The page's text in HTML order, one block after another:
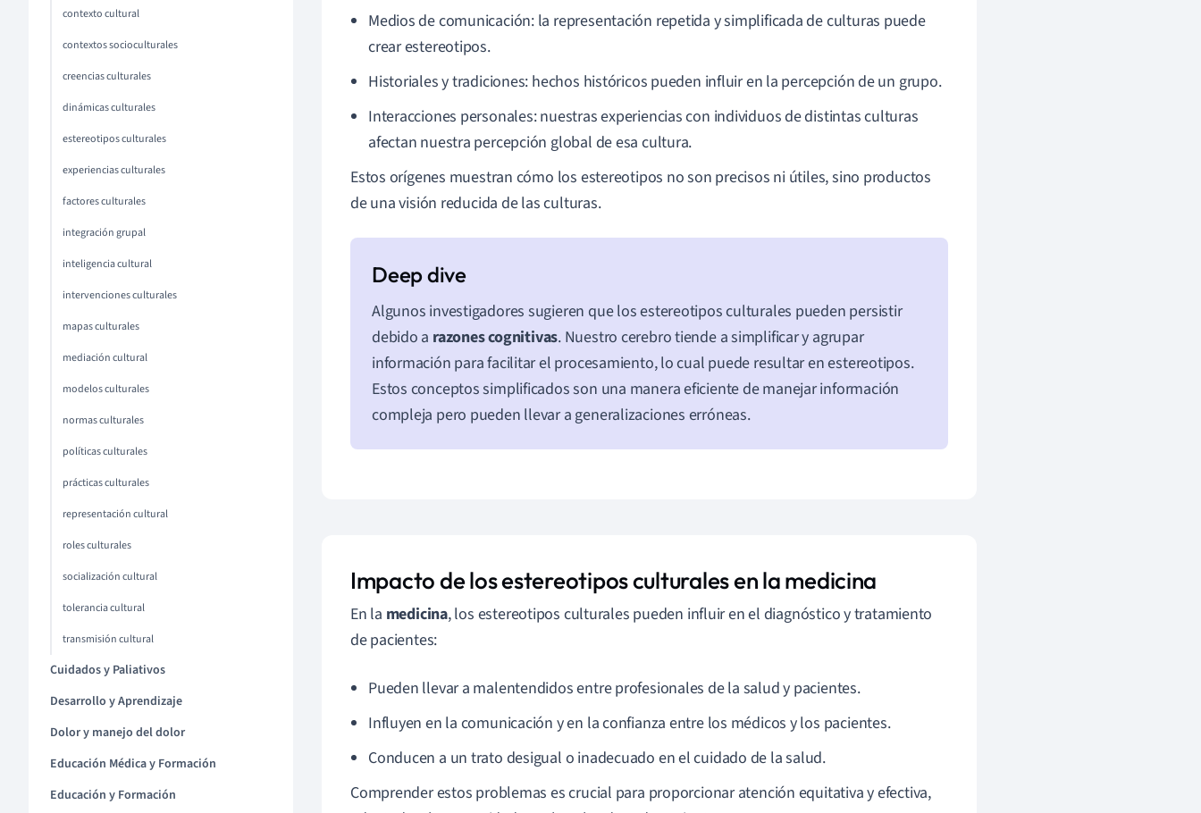
contexto cultural
contextos socioculturales
creencias culturales
dinámicas culturales
estereotipos culturales
experiencias culturales
factores culturales
integración grupal
inteligencia cultural
intervenciones culturales
mapas culturales
mediación cultural
modelos culturales
normas culturales
políticas culturales
prácticas culturales
representación cultural
roles culturales
socialización cultural
tolerancia cultural
transmisión cultural
Cuidados y Paliativos
Desarrollo y Aprendizaje
Dolor y manejo del dolor
Educación Médica y Formación
Educación y Formación
Medios de comunicación: la representación repetida y simplificada de culturas puede
crear estereotipos.
Historiales y tradiciones: hechos históricos pueden influir en la percepción de un grupo.
Interacciones personales: nuestras experiencias con individuos de distintas culturas
afectan nuestra percepción global de esa cultura.
Estos orígenes muestran cómo los estereotipos no son precisos ni útiles, sino productos
de una visión reducida de las culturas.
Algunos investigadores sugieren que los estereotipos culturales pueden persistir
debido a razones cognitivas. Nuestro cerebro tiende a simplificar y agrupar
información para facilitar el procesamiento, lo cual puede resultar en estereotipos.
Estos conceptos simplificados son una manera eficiente de manejar información
compleja pero pueden llevar a generalizaciones erróneas.
Impacto de los estereotipos culturales en la medicina
En la medicina, los estereotipos culturales pueden influir en el diagnóstico y tratamiento
de pacientes:
Pueden llevar a malentendidos entre profesionales de la salud y pacientes.
Influyen en la comunicación y en la confianza entre los médicos y los pacientes.
Conducen a un trato desigual o inadecuado en el cuidado de la salud.
Comprender estos problemas es crucial para proporcionar atención equitativa y efectiva,